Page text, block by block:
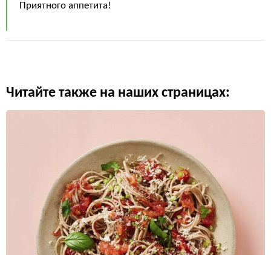
Приятного аппетита!
Читайте также на наших страницах: